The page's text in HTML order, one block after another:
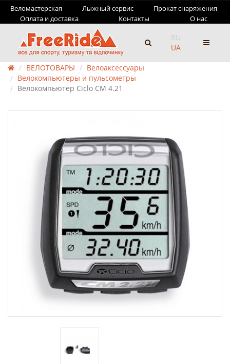
Веломастерская Лыжный сервис
Прокат снаряжения
Оплата и доставка
Контакты О нас
RU
UA
ВЕЛОТОВАРЫ
Велоаксессуары
Велокомпьютеры и пульсометры
Велокомпьютер Ciclo CM 4.21